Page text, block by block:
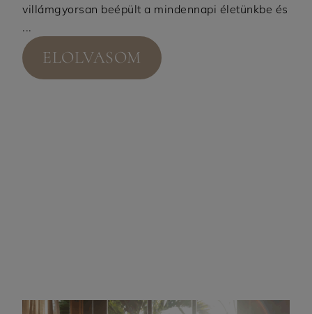
villámgyorsan beépült a mindennapi életünkbe és
...
ELOLVASOM